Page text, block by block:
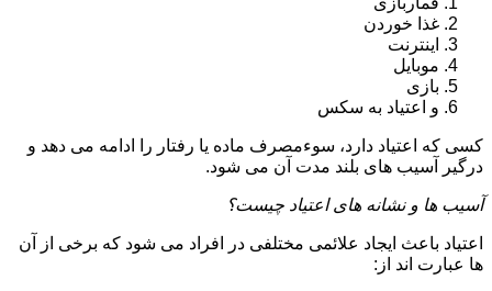
غذا خوردن
اینترنت
موبایل
بازی
و اعتیاد به سکس
کسی که اعتیاد دارد، سوءمصرف ماده یا رفتار را ادامه می دهد و
درگیر آسیب های بلند مدت آن می شود.
آسیب ها و نشانه های اعتیاد چیست؟
اعتیاد باعث ایجاد علائمی مختلفی در افراد می شود که برخی از آن
ها عبارت اند از: